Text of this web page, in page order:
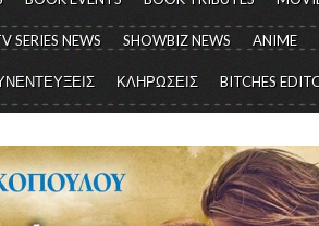
SERIES NEWS SHOWBIZ NEWS ANIME
ΚΛΗΡΩΣΕΙΣ BITCHES